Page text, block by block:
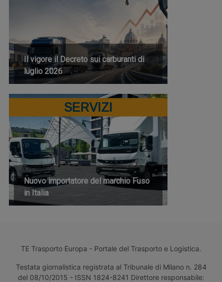
Il vigore il Decreto sui carburanti di
luglio 2026
SERVIZI
Nuovo importatore del marchio Fuso
in Italia
TE Trasporto Europa - Portale del Trasporto e Logistica.
Testata giornalistica registrata al Tribunale di Milano n. 284
del 08/10/2015 - ISSN 1824-8241 Direttore responsabile: